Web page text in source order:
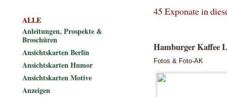
45 Exponate in
Hamburger Kaffee
Fotos & Foto-AK
ALLE
Anleitungen, Prospekte &
Broschüren
Ansichtskarten Berlin
Ansichtskarten Humor
Ansichtskarten Motive
Anzeigen